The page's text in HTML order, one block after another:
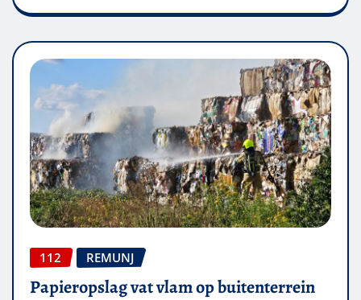
112 REMUNJ
Papieropslag vat vlam op buitenterrein